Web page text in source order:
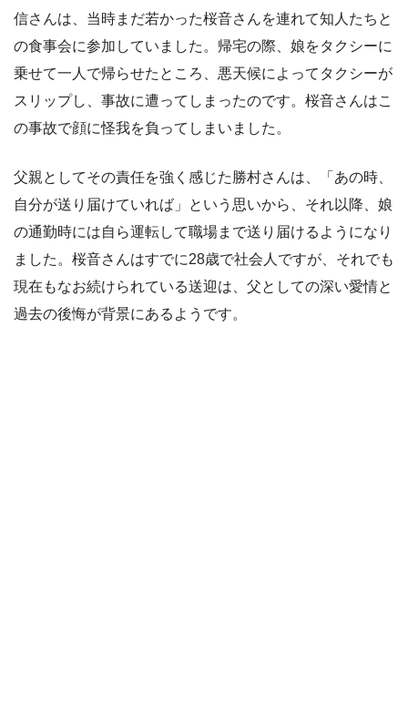
信さんは、当時まだ若かった桜音さんを連れて知人たちと
の食事会に参加していました。帰宅の際、娘をタクシーに
乗せて一人で帰らせたところ、悪天候によってタクシーが
スリップし、事故に遭ってしまったのです。桜音さんはこ
の事故で顔に怪我を負ってしまいました。
父親としてその責任を強く感じた勝村さんは、「あの時、
自分が送り届けていれば」という思いから、それ以降、娘
の通勤時には自ら運転して職場まで送り届けるようになり
ました。桜音さんはすでに28歳で社会人ですが、それでも
現在もなお続けられている送迎は、父としての深い愛情と
過去の後悔が背景にあるようです。